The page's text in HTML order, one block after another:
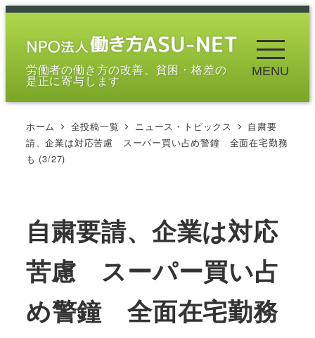
メ
労働者の働き方の改善、貧困・格差の
是正に寄与します
MENU
ホーム 全投稿一覧 ニュース・トピックス
自粛要
請、企業は対応苦慮 スーパー買い占め警鐘 全面在宅勤務
も (3/27)
自粛要請、企業は対応
苦慮 スーパー買い占
め警鐘 全面在宅勤務